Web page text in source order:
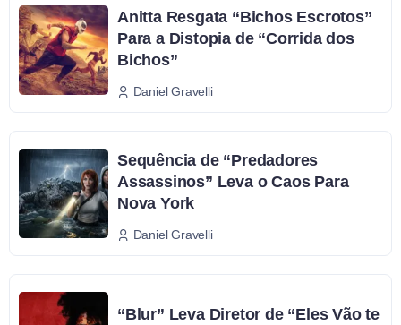
Anitta Resgata “Bichos Escrotos”
Para a Distopia de “Corrida dos
Bichos”
Daniel Gravelli
Sequência de “Predadores
Assassinos” Leva o Caos Para
Nova York
Daniel Gravelli
“Blur” Leva Diretor de “Eles Vão te